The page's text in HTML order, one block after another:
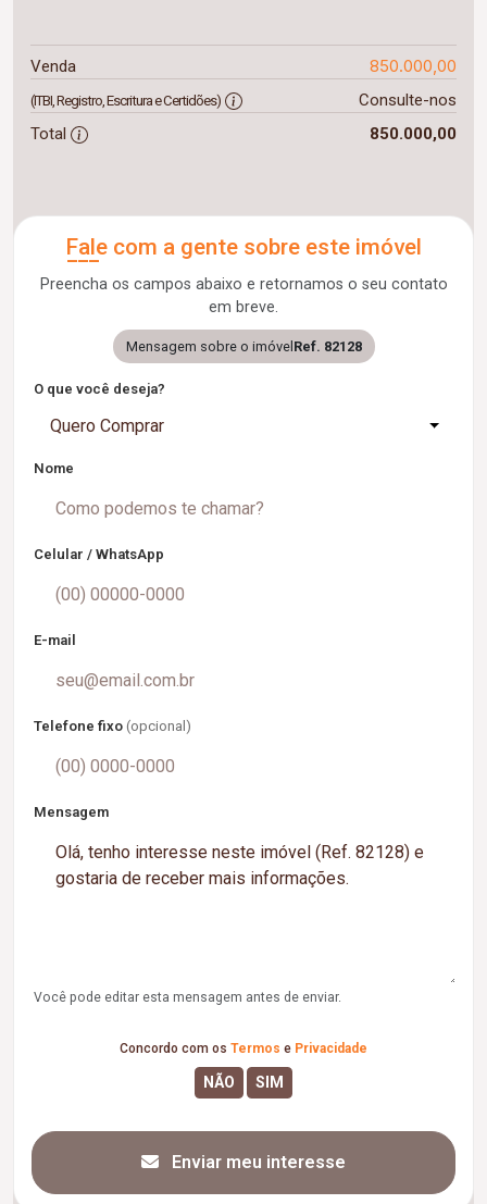
Venda 850.000,00
(ITBI, Registro, Escritura e Certidões)
Consulte-nos
Total
850.000,00
Fale com a gente sobre este imóvel
Preencha os campos abaixo e retornamos o seu contato
em breve.
Mensagem sobre o imóvel Ref. 82128
O que você deseja?
Quero Comprar
Nome
Celular / WhatsApp
E-mail
Telefone fixo (opcional)
Mensagem
Você pode editar esta mensagem antes de enviar.
Concordo com os Termos e Privacidade
Enviar meu interesse